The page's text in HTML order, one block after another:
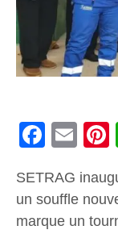
Facebook
Email
SETRAG
un souffle
marque un